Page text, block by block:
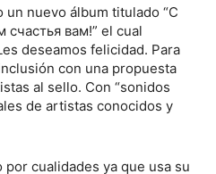
un nuevo álbum titulado “С
вам!” el cual
deseamos felicidad. Para
con una propuesta
al sello. Con “sonidos
de artistas conocidos y
por cualidades ya que usa su